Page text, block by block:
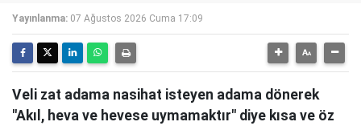
Yayınlanma: 07 Ağustos 2026 Cuma 17:09
Veli zat adama nasihat isteyen adama dönerek
"Akıl, heva ve hevese uymamaktır" diye kısa ve öz